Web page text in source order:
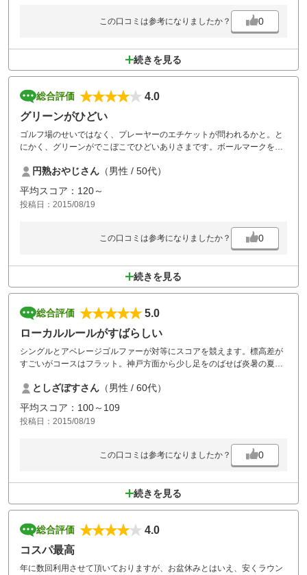
ボールマークは直さないわ
安いから、へんな輩が多いとは
聞いてましたが、雨天で空いてて
これでは 混雑時大変だと思います。
プレイヤーのマナー以外は
コースも良くてコストパフォーマンス
皆もまた来たいと言っていました
この口コミは参考になりましたか？ 0
続きを見る
総合評価
4.0
グリーンがひどい
ゴルフ場のせいではなく、プレーヤーのエチケットが問われるかと。と
にかく、グリーンがでこぼこでひどいありさまです。ボールマークを全
た。円熟おやじさん （男性 / 50代）
平均スコア：120～
投稿日：2015/08/19
この口コミは参考になりましたか？ 0
続きを見る
総合評価
5.0
ローカルルールがすばらしい
シングルとアベレージゴルファーが対等にスコアを競えます。標高差が
すごいがコースはフラット。神戸方面から少し足をのばせば炎暑の夏も
としざぼすさん （男性 / 60代）
平均スコア：100～109
投稿日：2015/08/19
この口コミは参考になりましたか？ 0
続きを見る
総合評価
4.0
コスパ最高
年に数回利用させて頂いておりますが、お盆休みとはいえ、安くラウン